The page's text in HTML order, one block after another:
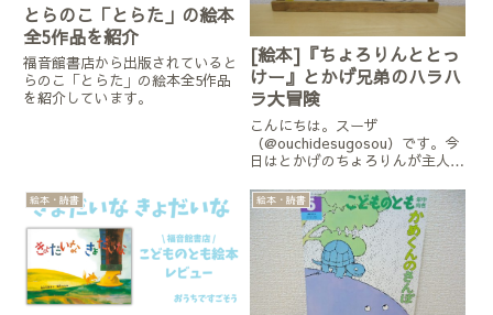
とらのこ「とらた」の絵本
全5作品を紹介
福音館書店から出版されていると
らのこ「とらた」の絵本全5作品
を紹介しています。
[絵本]『ちょろりんととっ
けー』とかげ兄弟のハラハ
ラ大冒険
こんにちは。スーザ
（@ouchidesugosou）です。今
日はとかげのちょろりんが主人公
ーター』の続編であるこちらをご
紹介します。『ちょろりんととっ
けー』 降矢なな/作・絵 福音
館書店【関連記事】
絵本・読書 絵本・読書